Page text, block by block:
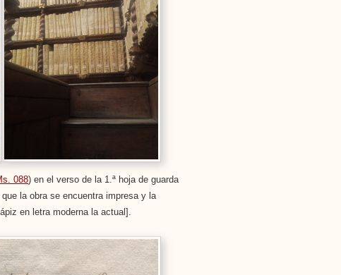
088) en el verso de la 1.ª hoja de guarda
la obra se encuentra impresa y la
en letra moderna la actual].